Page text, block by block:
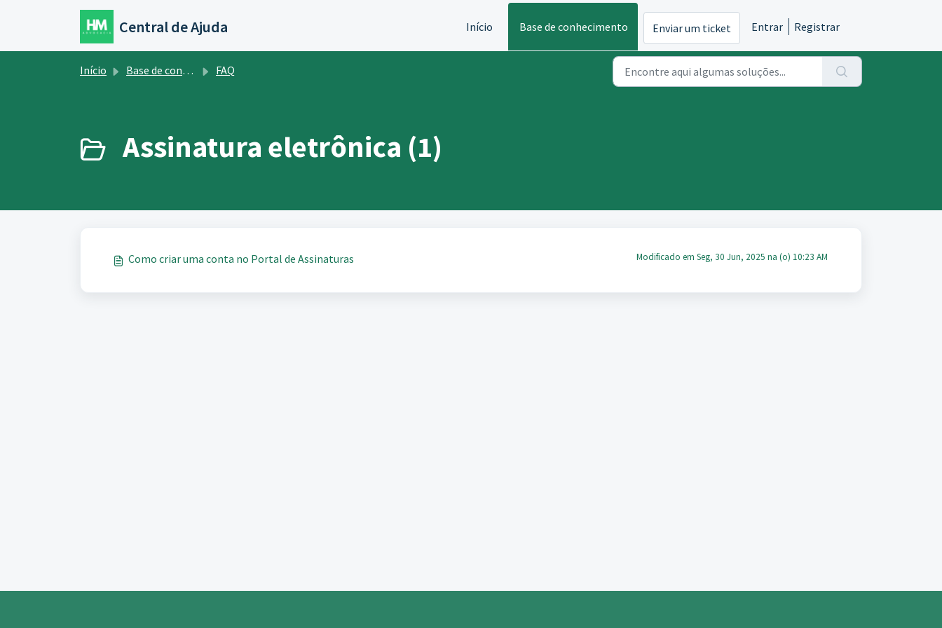
Ir para o conteúdo principal
Central de Ajuda Início Base de conhecimento Enviar um ticket Entrar Registrar
Início Base de conhecimento FAQ
Assinatura eletrônica (1)
Como criar uma conta no Portal de Assinaturas Modificado em Seg, 30 Jun, 2025 na (o) 10:23 AM